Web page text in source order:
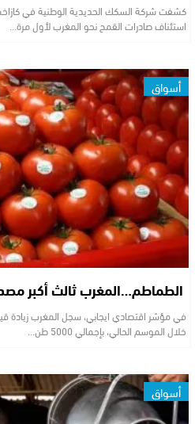
كشفت شركة السكك الحديدية الوطنية في
استئناف صادرات القمح نحو المغرب لأول مرة…
أسواق
الطماطم…المغرب ثالث أكبر
في مؤشر اقتصادي ايجابي، سجل المغرب زيادة
خلال الموسم الحالي، بإجمالي 5000 طن…
أسواق